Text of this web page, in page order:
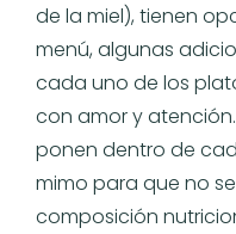
de la miel), tienen
menú, algunas
cada uno de los
con amor y
ponen dentro de
mimo para que no
composición